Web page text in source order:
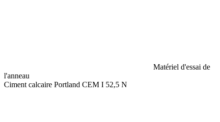
Matériel d'essai de
l'anneau
Ciment calcaire Portland CEM I 52,5 N